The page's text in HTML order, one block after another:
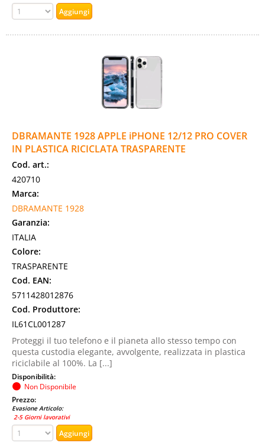
DBRAMANTE 1928 APPLE iPHONE 12/12 PRO COVER
IN PLASTICA RICICLATA TRASPARENTE
Cod. art.:
420710
Marca:
DBRAMANTE 1928
Garanzia:
ITALIA
Colore:
TRASPARENTE
Cod. EAN:
5711428012876
Cod. Produttore:
IL61CL001287
Proteggi il tuo telefono e il pianeta allo stesso tempo con
questa custodia elegante, avvolgente, realizzata in plastica
riciclabile al 100%. La [...]
Disponibilità:
Non Disponibile
Prezzo:
Evasione Articolo:
2-5 Giorni lavorativi